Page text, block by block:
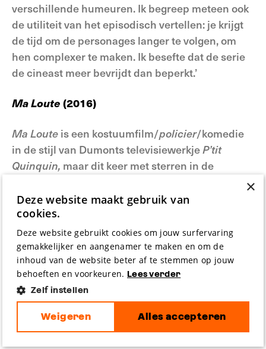
verschillende humeuren. Ik begreep meteen ook
de utiliteit van het episodisch vertellen: je krijgt
de tijd om de personages langer te volgen, om
hen complexer te maken. Ik besefte dat de serie
de cineast meer bevrijdt dan beperkt.’
Ma Loute (2016)
Ma Loute is een kostuumfilm/policier/komedie
in de stijl van Dumonts televisiewerkjeP’tit
Quinquin, maar dit keer met sterren in de
Valeria Bruni Tedeschi).
Omdat dit de enige film is van Dumont die ik
gemist heb, geef ik hieronder een vrije bewerking
van een recensie in het Franse bladLes
Inrockuptibles.
‘Andermaal gesitueerd in het noorden van
Frankrijk, streek met naast een eigen accent
×
Deze website maakt gebruik van
cookies.
Deze website gebruikt cookies om jouw surfervaring
gemakkelijker en aangenamer te maken en om de
inhoud van de website beter af te stemmen op jouw
behoeften en voorkeuren. Lees verder
Zelf instellen
Alles accepteren
Weigeren